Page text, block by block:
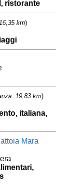
ristorante
km)
19,83 km)
italiana,
Mara